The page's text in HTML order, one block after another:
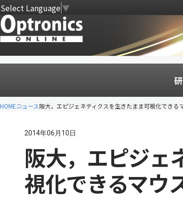
Select Language▼
HOMEニュース阪大，エピジェネティクスを生きたまま可視化できる
2014年06月10日
阪大，エピジェ
視化できるマウ